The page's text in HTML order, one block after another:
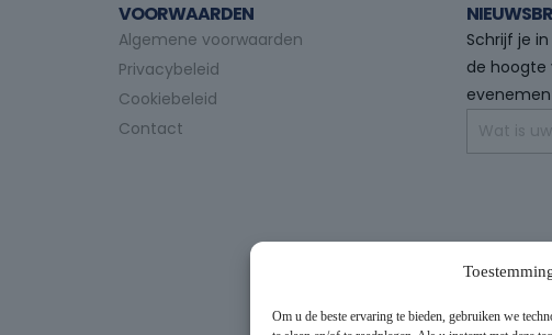
Om u de beste ervaring te bieden, gebruiken we
VOORWAARDEN
Algemene voorwaarden
Privacybeleid
Cookiebeleid
Contact
Schrijf je
de hoogte